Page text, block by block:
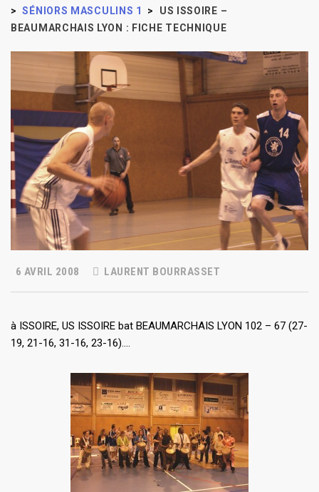
> SÉNIORS MASCULINS 1 >
US ISSOIRE –
BEAUMARCHAIS LYON : FICHE TECHNIQUE
6 AVRIL 2008 LAURENT BOURRASSET
à ISSOIRE, US ISSOIRE bat BEAUMARCHAIS LYON 102 – 67 (27-
19, 21-16, 31-16, 23-16)….